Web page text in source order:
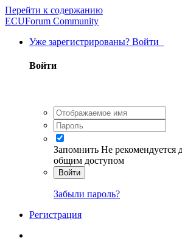
Перейти к содержанию
ECUForum Community
Уже зарегистрированы? Войти
Войти
Запомнить Не рекомендуется
общим доступом
Войти
Забыли пароль?
Регистрация